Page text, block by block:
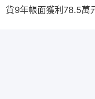
貨9年帳面獲利78.5萬